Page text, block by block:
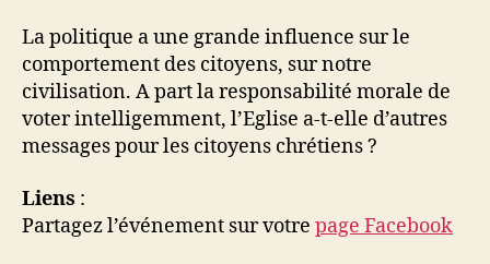
La politique a une grande influence sur le
comportement des citoyens, sur notre
civilisation. A part la responsabilité morale de
voter intelligemment, l’Eglise a-t-elle d’autres
messages pour les citoyens chrétiens ?
Liens :
Partagez l’événement sur votre page Facebook